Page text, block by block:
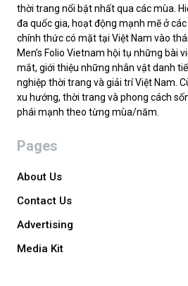
thời trang nổi bật nhất qua các mùa.
đa quốc gia, hoạt động mạnh mẽ ở
chính thức có mặt tại Việt Nam vào
Men’s Folio Vietnam hội tụ những bài
mắt, giới thiệu những nhân vật danh
nghiệp thời trang và giải trí Việt Nam.
xu hướng, thời trang và phong cách
phái mạnh theo từng mùa/năm.
Pages
About Us
Contact Us
Advertising
Media Kit